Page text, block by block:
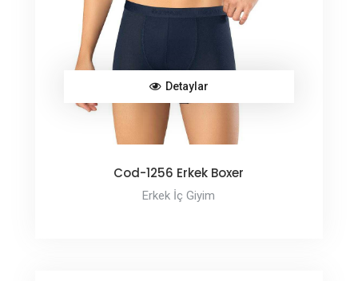
Detaylar
Cod-1256 Erkek Boxer
Erkek İç Giyim